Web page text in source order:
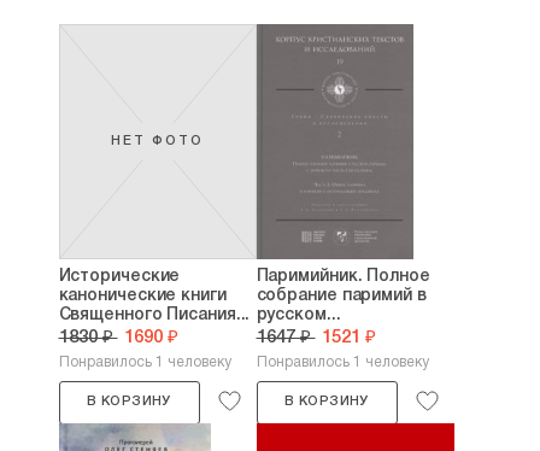
НЕТ ФОТО
Исторические
канонические книги
Священного Писания...
1830 ₽ 1690 ₽
Понравилось 1 человеку
В КОРЗИНУ
Паримийник. Полное
собрание паримий в
русском...
1647 ₽ 1521 ₽
Понравилось 1 человеку
В КОРЗИНУ